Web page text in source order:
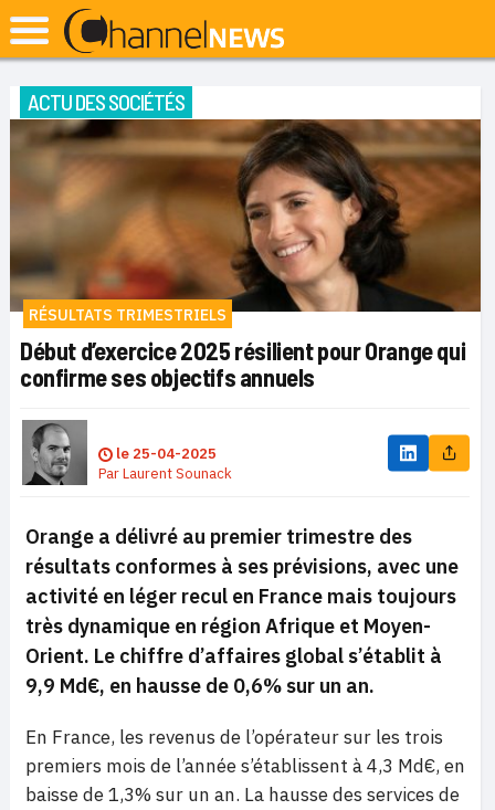
ACTU DES SOCIÉTÉS
RÉSULTATS TRIMESTRIELS
Début d’exercice 2025 résilient pour Orange qui
confirme ses objectifs annuels
le 25-04-2025
ParLaurent Sounack
Orange a délivré au premier trimestre des
résultats conformes à ses prévisions, avec une
activité en léger recul en France mais toujours
très dynamique en région Afrique et Moyen-
Orient. Le chiffre d’affaires global s’établit à
9,9 Md€, en hausse de 0,6% sur un an.
En France, les revenus de l’opérateur sur les trois
premiers mois de l’année s’établissent à 4,3 Md€, en
baisse de 1,3% sur un an. La hausse des services de